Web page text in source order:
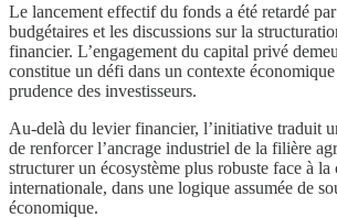
Le lancement effectif du fonds a été retardé
budgétaires et les discussions sur la
financier. L’engagement du capital privé
constitue un défi dans un contexte
prudence des investisseurs.
Au-delà du levier financier, l’initiative traduit
de renforcer l’ancrage industriel de la filière
structurer un écosystème plus robuste face à la
internationale, dans une logique assumée de
économique.